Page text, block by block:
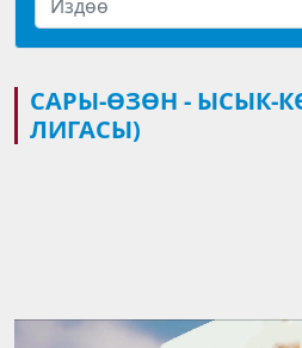
САРЫ-ӨЗӨН - ЫСЫК-
ЛИГАСЫ)